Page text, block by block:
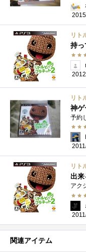
リト
持っ
リト
神ゲ
リト
出
関連アイテム